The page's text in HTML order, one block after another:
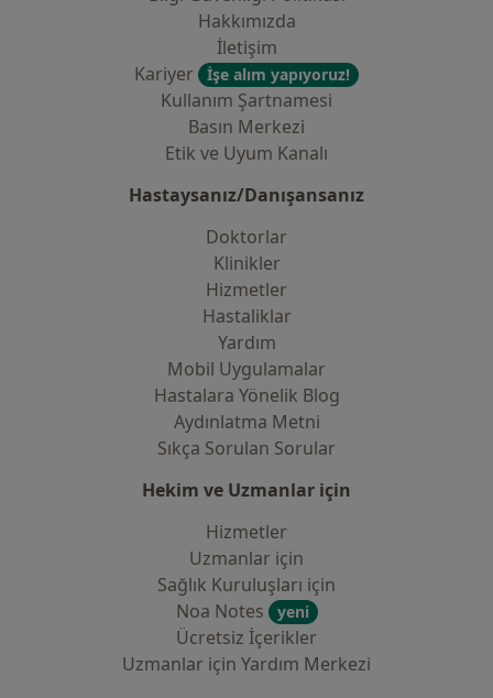
Hakkımızda
İletişim
Kariyer
İşe alım yapıyoruz!
Kullanım Şartnamesi
Basın Merkezi
Etik ve Uyum Kanalı
Hastaysanız/Danışansanız
Doktorlar
Klinikler
Hizmetler
Hastaliklar
Yardım
Mobil Uygulamalar
Hastalara Yönelik Blog
Aydınlatma Metni
Sıkça Sorulan Sorular
Hekim ve Uzmanlar için
Hizmetler
Uzmanlar için
Sağlık Kuruluşları için
Noa Notes
yeni
Ücretsiz İçerikler
Uzmanlar için Yardım Merkezi